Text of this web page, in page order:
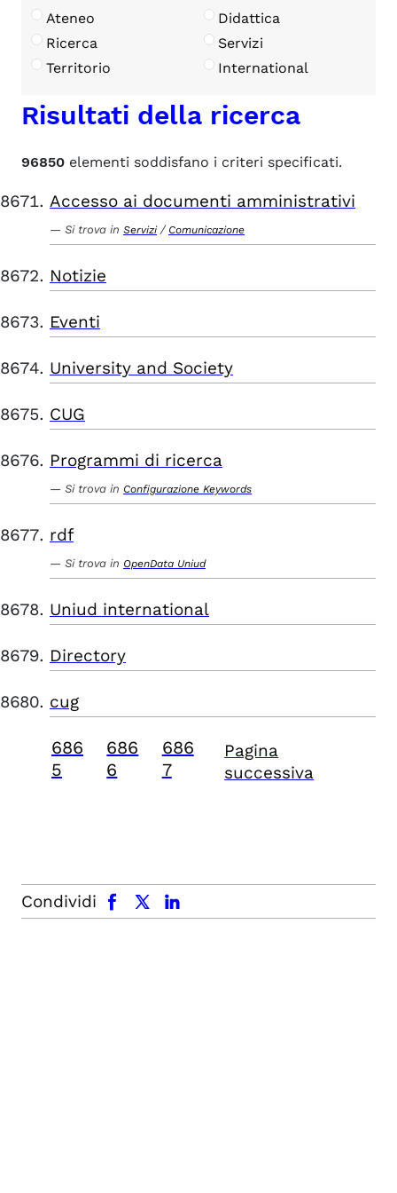
Ateneo
Didattica
Ricerca
Servizi
Territorio
International
Risultati della ricerca
96850 elementi soddisfano i criteri specificati.
Accesso ai documenti amministrativi
Si trova in Servizi / Comunicazione
Notizie
Eventi
University and Society
CUG
Programmi di ricerca
Si trova in Configurazione Keywords
rdf
Si trova in OpenData Uniud
Uniud international
Directory
cug
686
5
686
6
686
7
Pagina
successiva
Condividi
facebook x.com linkedin